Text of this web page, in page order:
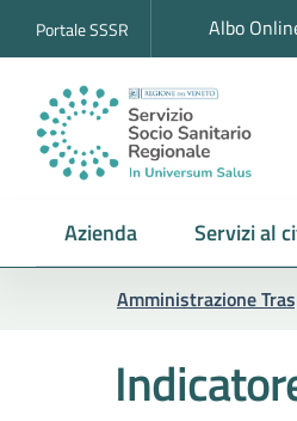
Portale SSSR Albo
Azienda Servizi al
Amministrazione